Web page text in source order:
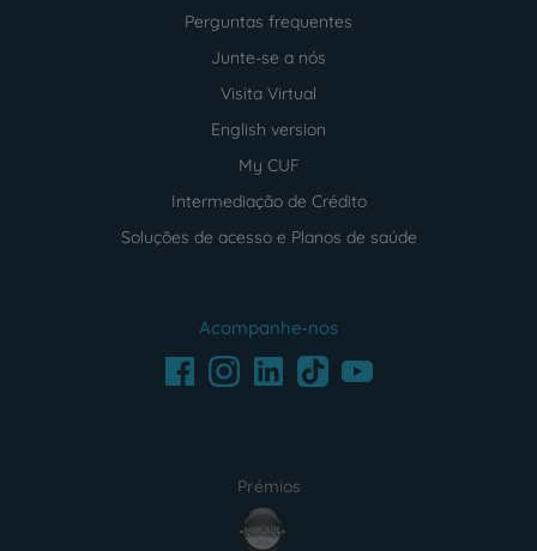
Perguntas frequentes
Junte-se a nós
Visita Virtual
English version
My CUF
Intermediação de Crédito
Soluções de acesso e Planos de saúde
Acompanhe-nos
FacebookInstagramLinkedInTikTokYoutube
Prémios
award4